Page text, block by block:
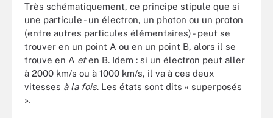
Très schématiquement, ce principe stipule que si
une particule - un électron, un photon ou un proton
(entre autres particules élémentaires) - peut se
trouver en un point A ou en un point B, alors il se
trouve en A eten B. Idem : si un électron peut aller
à 2000 km/s ou à 1000 km/s, il va à ces deux
vitesses à la fois. Les états sont dits « superposés
».